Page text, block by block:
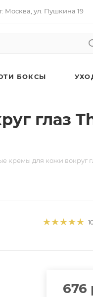
г. Москва, ул. Пушкина 19
БОКСЫ
глаз
кремы для кожи вокруг
676